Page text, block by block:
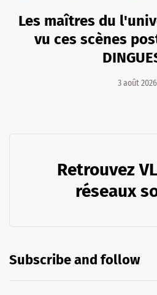
Les maîtres du
vu ces scènes
3 août 2026
Retrouvez
réseaux
Subscribe and follow